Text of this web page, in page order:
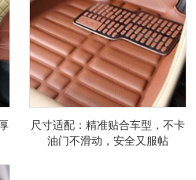
尺寸适配：精准贴合车型，不卡
油门不滑动，安全又服帖